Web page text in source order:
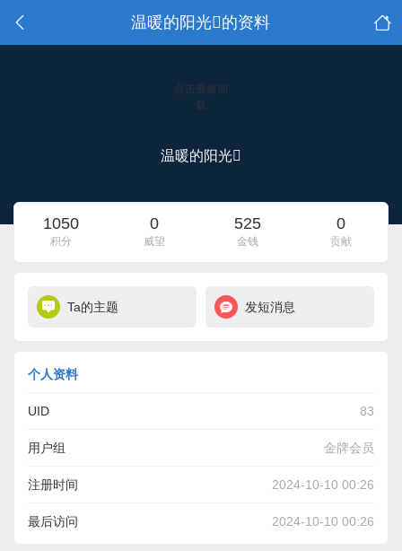
温暖的阳光的资料
点击重新加
载
温暖的阳光
1050
积分
0
威望
525
金钱
0
贡献
Ta的主题 发短消息
个人资料
UID 83
用户组 金牌会员
注册时间 2024-10-10 00:26
最后访问 2024-10-10 00:26